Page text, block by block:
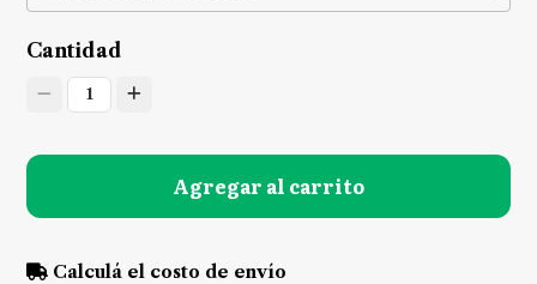
Cantidad
1
Agregar al carrito
Calculá el costo de envío